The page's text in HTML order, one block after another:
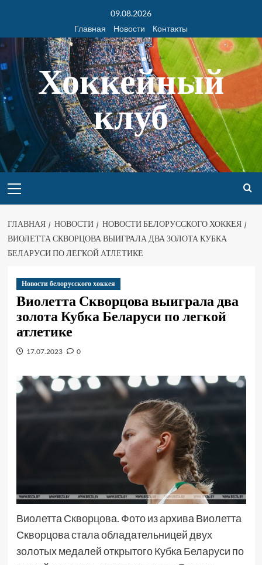
09.08.2026
Главная
Новости Контакты
Хоккейный
клуб
ГЛАВНАЯ НОВОСТИ
НОВОСТИ БЕЛОРУССКОГО ХОККЕЯ
ВИОЛЕТТА СКВОРЦОВА ВЫИГРАЛА ДВА ЗОЛОТА КУБКА
БЕЛАРУСИ ПО ЛЕГКОЙ АТЛЕТИКЕ
Новости белорусского хоккея
Виолетта Скворцова выиграла два
золота Кубка Беларуси по легкой
атлетике
17.07.2023 0
Виолетта Скворцова. Фото из архива Виолетта
Скворцова стала обладательницей двух
золотых медалей открытого Кубка Беларуси по